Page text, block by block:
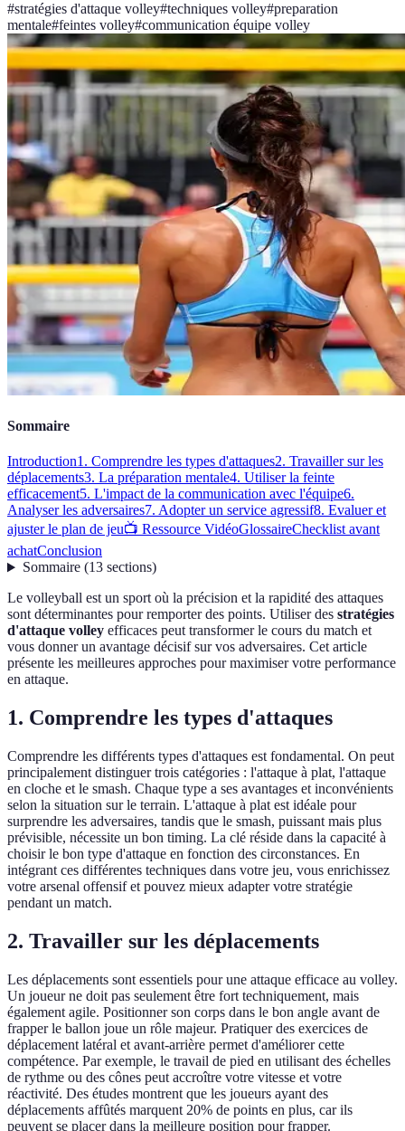
#stratégies d'attaque volley#techniques volley#preparation
mentale#feintes volley#communication équipe volley
Sommaire
Introduction1. Comprendre les types d'attaques2. Travailler sur les
déplacements3. La préparation mentale4. Utiliser la feinte
efficacement5. L'impact de la communication avec l'équipe6.
Analyser les adversaires7. Adopter un service agressif8. Evaluer et
ajuster le plan de jeu📺 Ressource VidéoGlossaireChecklist avant
achatConclusion
Sommaire(13 sections)
Le volleyball est un sport où la précision et la rapidité des attaques
sont déterminantes pour remporter des points. Utiliser des stratégies
d'attaque volley efficaces peut transformer le cours du match et
vous donner un avantage décisif sur vos adversaires. Cet article
présente les meilleures approches pour maximiser votre performance
en attaque.
1. Comprendre les types d'attaques
Comprendre les différents types d'attaques est fondamental. On peut
principalement distinguer trois catégories : l'attaque à plat, l'attaque
en cloche et le smash. Chaque type a ses avantages et inconvénients
selon la situation sur le terrain. L'attaque à plat est idéale pour
surprendre les adversaires, tandis que le smash, puissant mais plus
prévisible, nécessite un bon timing. La clé réside dans la capacité à
choisir le bon type d'attaque en fonction des circonstances. En
intégrant ces différentes techniques dans votre jeu, vous enrichissez
votre arsenal offensif et pouvez mieux adapter votre stratégie
pendant un match.
2. Travailler sur les déplacements
Les déplacements sont essentiels pour une attaque efficace au volley.
Un joueur ne doit pas seulement être fort techniquement, mais
également agile. Positionner son corps dans le bon angle avant de
frapper le ballon joue un rôle majeur. Pratiquer des exercices de
déplacement latéral et avant-arrière permet d'améliorer cette
compétence. Par exemple, le travail de pied en utilisant des échelles
de rythme ou des cônes peut accroître votre vitesse et votre
réactivité. Des études montrent que les joueurs ayant des
déplacements affûtés marquent 20% de points en plus, car ils
peuvent se placer dans la meilleure position pour frapper.